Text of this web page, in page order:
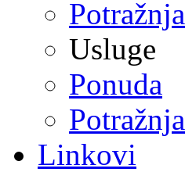
Potražnja
Usluge
Ponuda
Potražnja
Linkovi